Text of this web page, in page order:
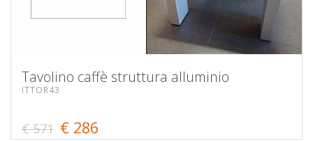
Tavolino caffè struttura alluminio
ITTOR43
€ 571 € 286